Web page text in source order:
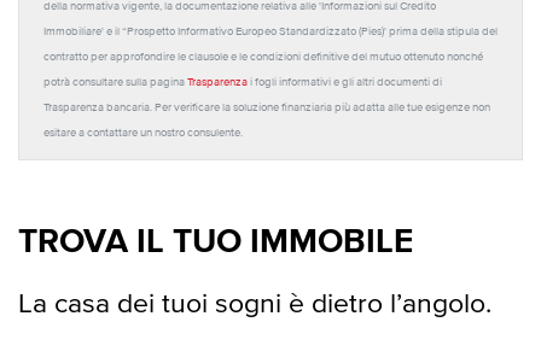
della normativa vigente, la documentazione relativa alle 'Informazioni sul Credito
Immobiliare' e il “Prospetto Informativo Europeo Standardizzato (Pies)' prima della stipula del
contratto per approfondire le clausole e le condizioni definitive del mutuo ottenuto nonché
potrà consultare sulla pagina Trasparenza i fogli informativi e gli altri documenti di
Trasparenza bancaria. Per verificare la soluzione finanziaria più adatta alle tue esigenze non
esitare a contattare un nostro consulente.
TROVA IL TUO IMMOBILE
La casa dei tuoi sogni è dietro l’angolo.